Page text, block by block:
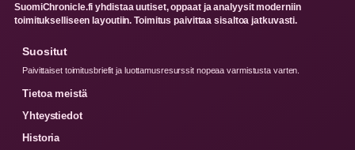
SuomiChronicle.fi yhdistaa uutiset, oppaat ja analyysit moderniin
toimitukselliseen layoutiin. Toimitus paivittaa sisaltoa jatkuvasti.
Suositut
Paivittaiset toimitusbriefit ja luottamusresurssit nopeaa varmistusta varten.
Tietoa meistä
Yhteystiedot
Historia